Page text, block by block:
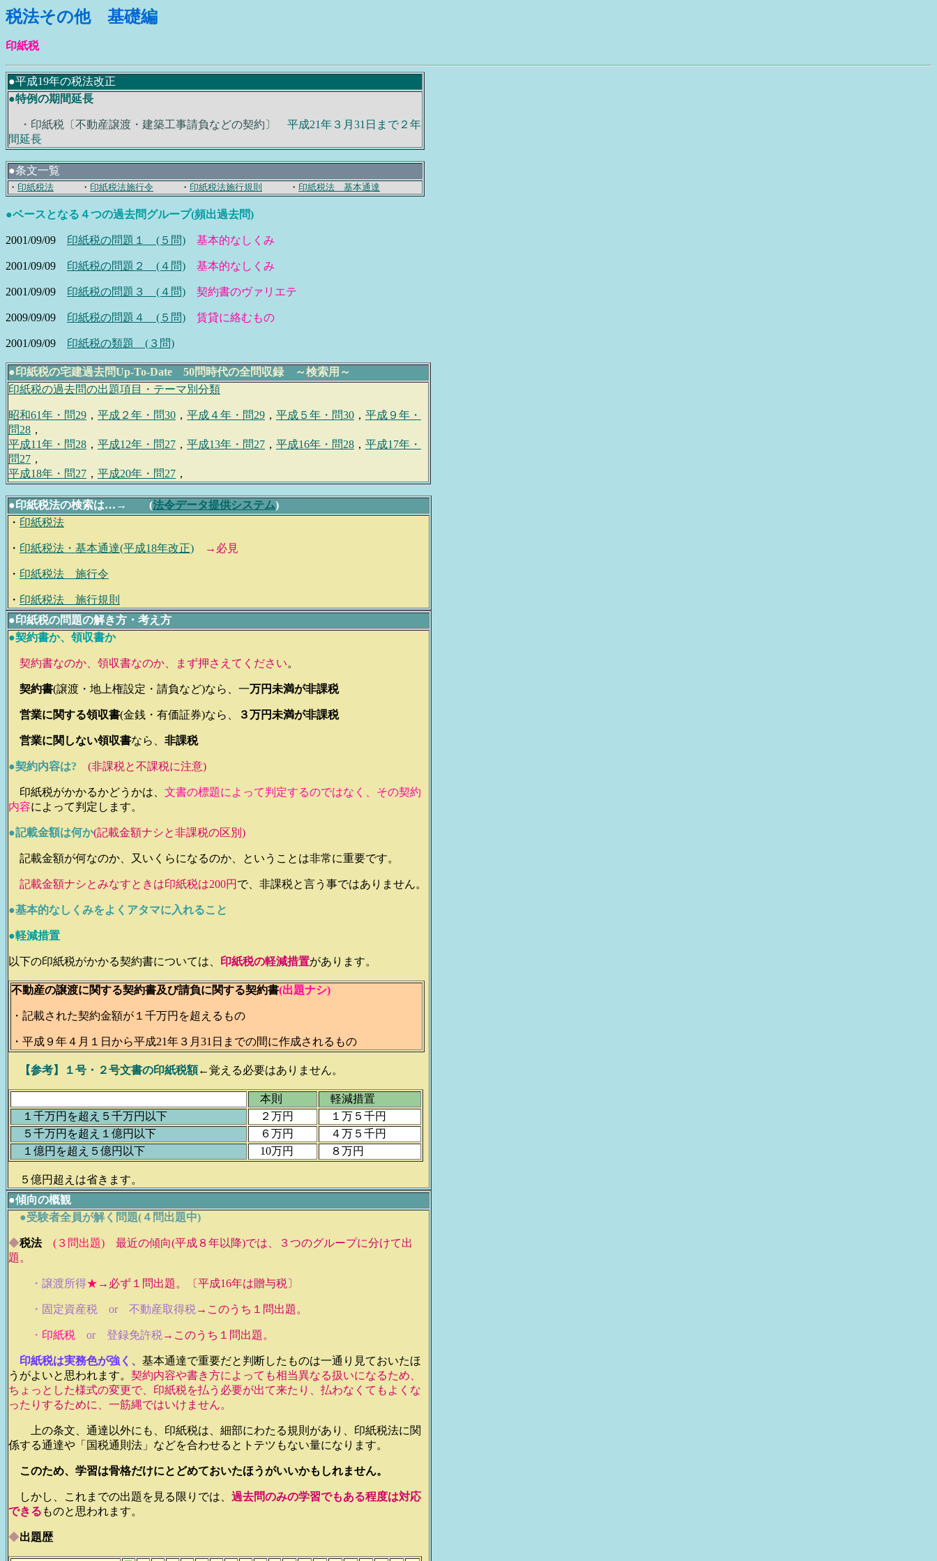
税法その他 基礎編
印紙税
●平成19年の税法改正
●特例の期間延長
・印紙税〔不動産譲渡・建築工事請負などの契約〕
平成21年３月31日まで２年
間延長
●条文一覧
・ 印紙税法 ・ 印紙税法施行令 ・ 印紙税法施行規則 ・ 印紙税法 基本通達
●ベースとなる４つの過去問グループ(頻出過去問)
2001/09/09 印紙税の問題１ (５問) 基本的なしくみ
2001/09/09 印紙税の問題２ (４問) 基本的なしくみ
2001/09/09 印紙税の問題３ (４問) 契約書のヴァリエテ
2009/09/09 印紙税の問題４ (５問) 賃貸に絡むもの
2001/09/09 印紙税の類題 (３問)
●印紙税の宅建過去問Up-To-Date 50問時代の全問収録 ～検索用～
印紙税の過去問の出題項目・テーマ別分類
昭和61年・問29 ， 平成２年・問30 ， 平成４年・問29 ， 平成５年・問30 ， 平成９年・
問28 ，
平成11年・問28 ， 平成12年・問27 ， 平成13年・問27 ， 平成16年・問28 ， 平成17年・
問27 ，
平成18年・問27 ， 平成20年・問27 ，
● 印紙税法の検索は…→ (法令データ提供システム)
・ 印紙税法
・ 印紙税法・基本通達(平成18年改正) →必見
・ 印紙税法 施行令
・ 印紙税法 施行規則
● 印紙税の問題の解き方・考え方
●契約書か、領収書か
契約書なのか、領収書なのか、まず押さえてください。
契約書(譲渡・地上権設定・請負など)なら、一万円未満が非課税
営業に関する領収書(金銭・有価証券)なら、 ３万円未満が非課税
営業に関しない領収書なら、 非課税
●契約内容は? (非課税と不課税に注意)
印紙税がかかるかどうかは、 文書の標題によって判定するのではなく、その契約
内容によって判定します。
●記載金額は何か(記載金額ナシと非課税の区別)
記載金額が何なのか、又いくらになるのか、ということは非常に重要です。
記載金額ナシとみなすときは印紙税は200円 で、非課税と言う事ではありません。
●基本的なしくみをよくアタマに入れること
●軽減措置
以下の印紙税がかかる契約書については、 印紙税の軽減措置があります。
不動産の譲渡に関する契約書及び請負に関する契約書(出題ナシ)
・記載された契約金額が１千万円を超えるもの
・平成９年４月１日から平成21年３月31日までの間に作成されるもの
【参考】１号・２号文書の印紙税額←覚える必要はありません。
本則
軽減措置
１千万円を超え５千万円以下
２万円
１万５千円
５千万円を超え１億円以下
６万円
４万５千円
１億円を超え５億円以下
10万円 ８万円
５億円超えは省きます。
●傾向の概観
●受験者全員が解く問題(４問出題中)
◆税法 (３問出題)
最近の傾向(平成８年以降)では、３つのグループに分けて出
題。
・譲渡所得★ →必ず１問出題。〔平成16年は贈与税〕
・固定資産税 or 不動産取得税→このうち１問出題。
・ 印紙税 or 登録免許税→このうち１問出題。
印紙税は実務色が強く、 基本通達で重要だと判断したものは一通り見ておいたほ
うがよいと思われます。 契約内容や書き方によっても相当異なる扱いになるため、
ちょっとした様式の変更で、印紙税を払う必要が出て来たり、払わなくてもよくな
ったりするために、一筋縄ではいけません。
上の条文、通達以外にも、 印紙税は、細部にわたる規則があり、印紙税法に関
係する通達や「国税通則法」などを合わせるとトテツもない量になります。
このため、学習は骨格だけにとどめておいたほうがいいかもしれません。
しかし、これまでの出題を見る限りでは、 過去問のみの学習でもある程度は対応
できる ものと思われます。
◆出題歴